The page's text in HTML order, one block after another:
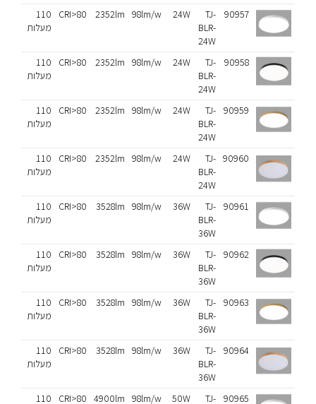
90957
TJ-
BLR-
24W
24W
98lm/w
2352lm
CRI>80
110
מעלות
90958
TJ-
BLR-
24W
24W
98lm/w
2352lm
CRI>80
110
מעלות
90959
TJ-
BLR-
24W
24W
98lm/w
2352lm
CRI>80
110
מעלות
90960
TJ-
BLR-
24W
24W
98lm/w
2352lm
CRI>80
110
מעלות
90961
TJ-
BLR-
36W
36W
98lm/w
3528lm
CRI>80
110
מעלות
90962
TJ-
BLR-
36W
36W
98lm/w
3528lm
CRI>80
110
מעלות
90963
TJ-
BLR-
36W
36W
98lm/w
3528lm
CRI>80
110
מעלות
90964
TJ-
BLR-
36W
36W
98lm/w
3528lm
CRI>80
110
מעלות
90965
TJ-
50W
98lm/w
4900lm
CRI>80
110